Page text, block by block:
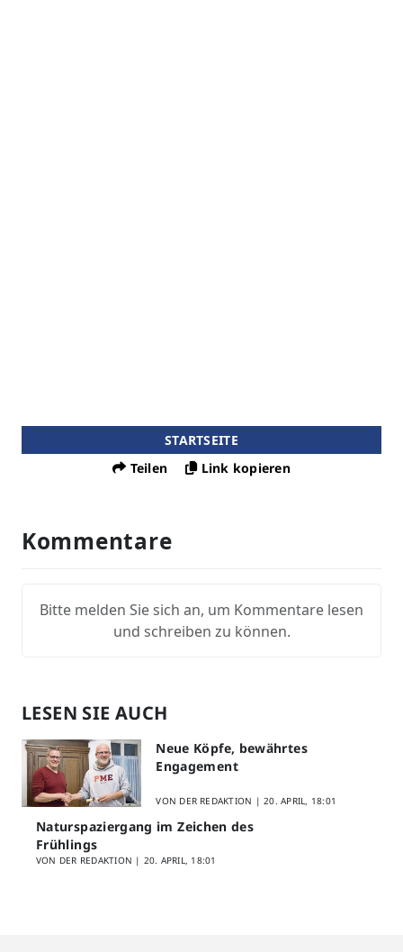
STARTSEITE
Teilen
Link kopieren
Kommentare
Bitte melden Sie sich an, um Kommentare lesen
und schreiben zu können.
LESEN SIE AUCH
Neue Köpfe, bewährtes
Engagement
VON DER REDAKTION |20. APRIL, 18:01
Naturspaziergang im Zeichen des
Frühlings
VON DER REDAKTION | 20. APRIL, 18:01